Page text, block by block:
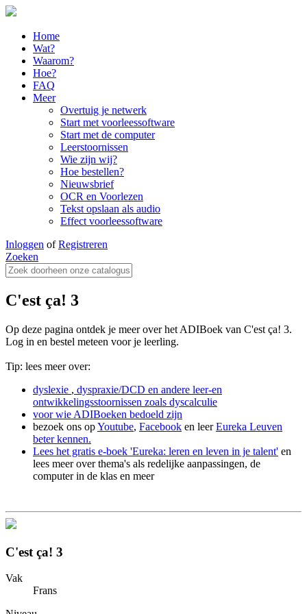
Home
Wat?
Waarom?
Hoe?
FAQ
Meer
Overtuig je netwerk
Start met voorleessoftware
Start met de computer
Leerstoornissen
Wie zijn wij?
Hoe bestellen?
Nieuwsbrief
OCR en Voorlezen
Tekst opslaan als audio
Effect voorleessoftware
Inloggen ofRegistreren
Zoeken
C'est ça! 3
Op deze pagina ontdek je meer over het ADIBoek van C'est ça! 3.
Log in en bestel meteen voor je leerling.
Tip: lees meer over:
dyslexie , dyspraxie/DCD en andere leer-en
ontwikkelingsstoornissen zoals dyscalculie
voor wie ADIBoeken bedoeld zijn
bezoek ons opYoutube, Facebook en leerEureka Leuven
beter kennen.
Lees het gratis e-boek 'Eureka: leren en leven in je talent' en
lees meer over thema's als redelijke aanpassingen, de
computer in de klas en meer
C'est ça! 3
Vak
Frans